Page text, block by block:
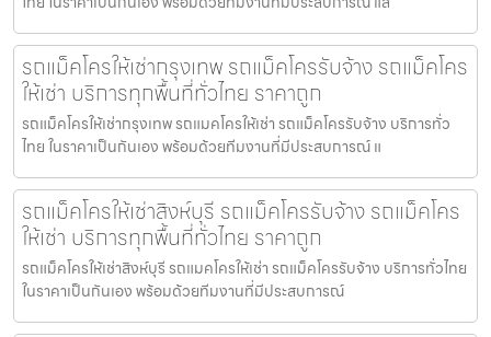
รถแม็คโครให้เช่ากรุงเทพ รถแม็คโครรับจ้าง รถแม็คโคร
ให้เช่า บริการทุกพื้นที่ทั่วไทย ราคาถูก
รถแม็คโครให้เช่ากรุงเทพ รถแมคโครให้เช่า รถแม็คโครรับจ้าง บริการทั่ว
ไทย ในราคาเป็นกันเอง พร้อมด้วยทีมงานที่มีประสบการณ์ แ
รถแม็คโครให้เช่าสิงห์บุรี รถแม็คโครรับจ้าง รถแม็คโคร
ให้เช่า บริการทุกพื้นที่ทั่วไทย ราคาถูก
รถแม็คโครให้เช่าสิงห์บุรี รถแมคโครให้เช่า รถแม็คโครรับจ้าง บริการทั่วไทย
ในราคาเป็นกันเอง พร้อมด้วยทีมงานที่มีประสบการณ์